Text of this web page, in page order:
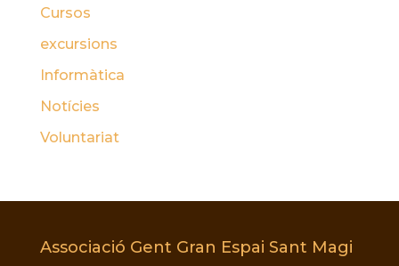
Cursos
excursions
Informàtica
Notícies
Voluntariat
Associació Gent Gran Espai Sant Magi